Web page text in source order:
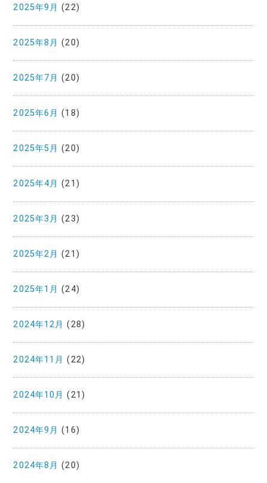
2025年9月 (22)
2025年8月 (20)
2025年7月 (20)
2025年6月 (18)
2025年5月 (20)
2025年4月 (21)
2025年3月 (23)
2025年2月 (21)
2025年1月 (24)
2024年12月 (28)
2024年11月 (22)
2024年10月 (21)
2024年9月 (16)
2024年8月 (20)